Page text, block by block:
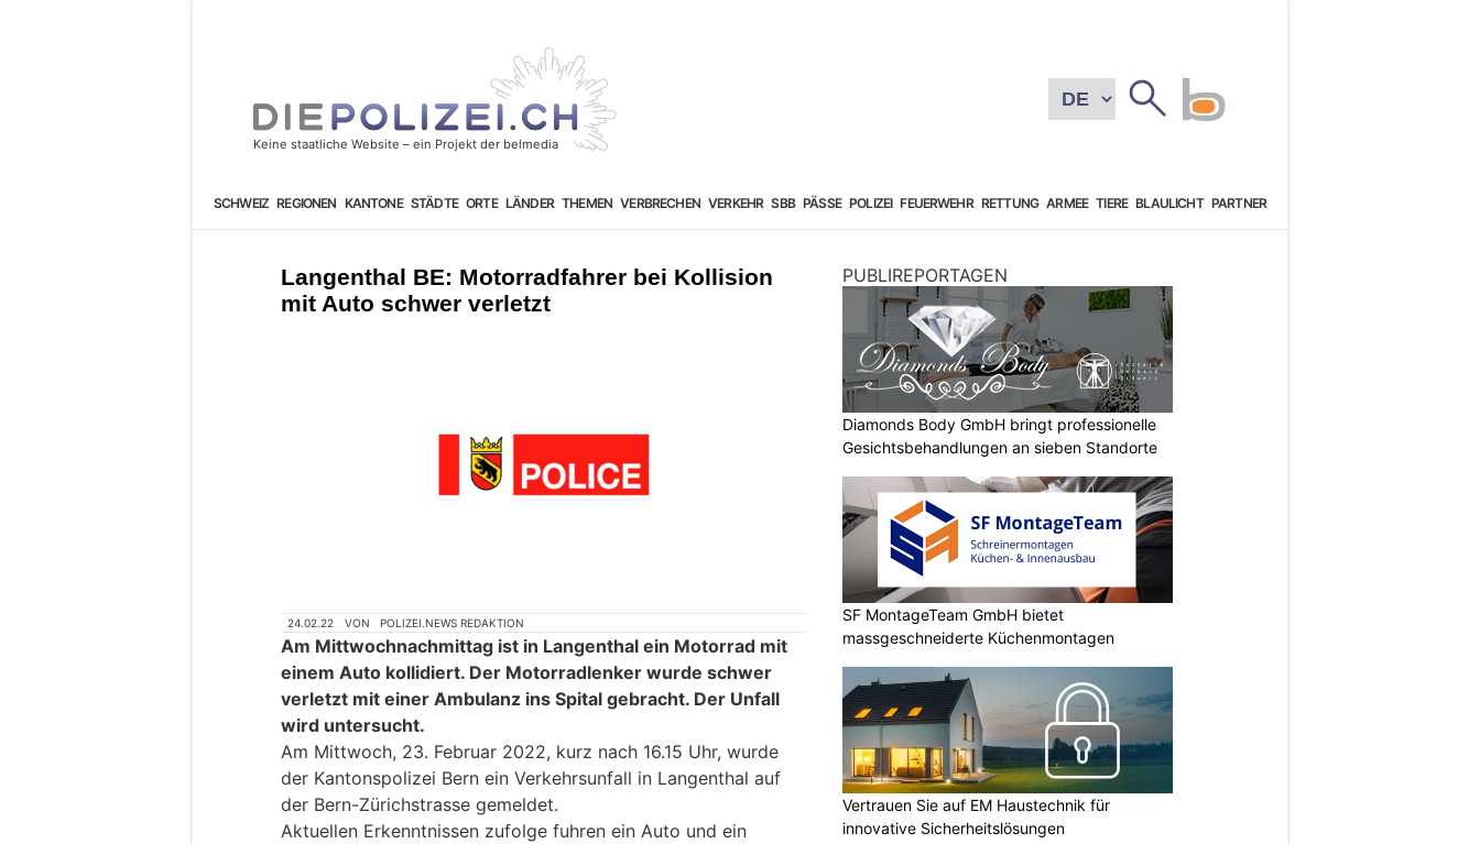
SCHWEIZ REGIONEN KANTONE STÄDTE ORTE LÄNDER THEMEN VERBRECHEN VERKEHR SBB PÄSSE POLIZEI FEUERWEHR RETTUNG ARMEE TIERE BLAULICHT PARTNER
Langenthal BE: Motorradfahrer bei Kollision
mit Auto schwer verletzt
24.02.22 VON POLIZEI.NEWS REDAKTION
Am Mittwochnachmittag ist in Langenthal ein Motorrad mit
einem Auto kollidiert. Der Motorradlenker wurde schwer
verletzt mit einer Ambulanz ins Spital gebracht. Der Unfall
wird untersucht.
Am Mittwoch, 23. Februar 2022, kurz nach 16.15 Uhr, wurde
der Kantonspolizei Bern ein Verkehrsunfall in Langenthal auf
der Bern-Zürichstrasse gemeldet.
Aktuellen Erkenntnissen zufolge fuhren ein Auto und ein
PUBLIREPORTAGEN
Diamonds Body GmbH bringt professionelle
Gesichtsbehandlungen an sieben Standorte
SF MontageTeam GmbH bietet
massgeschneiderte Küchenmontagen
Vertrauen Sie auf EM Haustechnik für
innovative Sicherheitslösungen